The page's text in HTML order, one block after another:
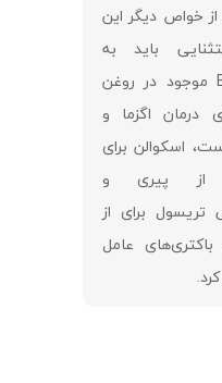
از خواص دیگر این
باید به
ویتامین E موجود در روغن
درمان اگزما و
اسکوالن برای
از پیری و
تریسول برای از
عامل